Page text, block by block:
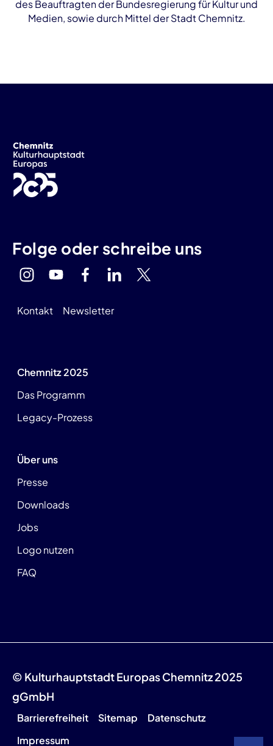
des Beauftragten der Bundesregierung für Kultur und
Medien, sowie durch Mittel der Stadt Chemnitz.
Folge oder schreibe uns
Kontakt Newsletter
Chemnitz 2025
Das Programm
Legacy-Prozess
Über uns
Presse
Downloads
Jobs
Logo nutzen
FAQ
© Kulturhauptstadt Europas Chemnitz 2025
gGmbH
Barrierefreiheit Sitemap
Datenschutz
Impressum